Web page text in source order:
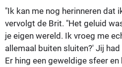
"Ik kan me nog herinneren dat
vervolgt de Brit. "Het geluid
je eigen wereld. Ik vroeg me
allemaal buiten sluiten?' Jij
Er hing een geweldige sfeer